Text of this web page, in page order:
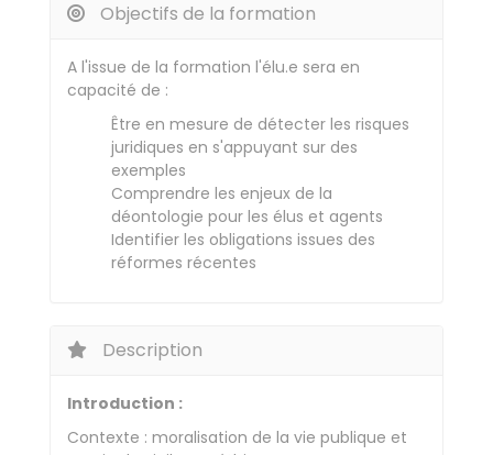
Objectifs de la formation
A l'issue de la formation l'élu.e sera en
capacité de :
Être en mesure de détecter les risques
juridiques en s'appuyant sur des
exemples
Comprendre les enjeux de la
déontologie pour les élus et agents
Identifier les obligations issues des
réformes récentes
Description
Introduction :
Contexte : moralisation de la vie publique et